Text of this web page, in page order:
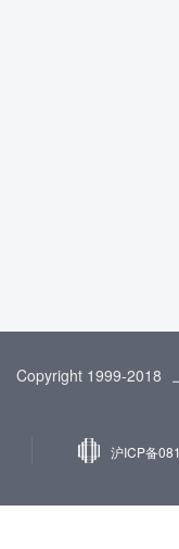
Copyright 1999-2018
沪ICP备